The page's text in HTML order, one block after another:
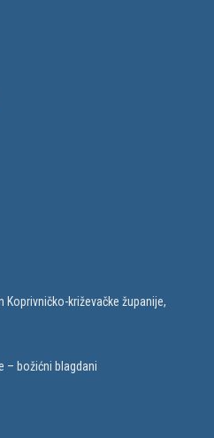
križevačke županije,
– božićni blagdani